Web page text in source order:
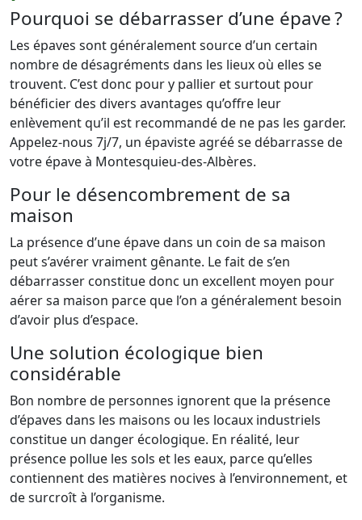
Pourquoi se débarrasser d’une épave ?
Les épaves sont généralement source d’un certain
nombre de désagréments dans les lieux où elles se
trouvent. C’est donc pour y pallier et surtout pour
bénéficier des divers avantages qu’offre leur
enlèvement qu’il est recommandé de ne pas les garder.
Appelez-nous 7j/7, un épaviste agréé se débarrasse de
votre épave à Montesquieu-des-Albères.
Pour le désencombrement de sa
maison
La présence d’une épave dans un coin de sa maison
peut s’avérer vraiment gênante. Le fait de s’en
débarrasser constitue donc un excellent moyen pour
aérer sa maison parce que l’on a généralement besoin
d’avoir plus d’espace.
Une solution écologique bien
considérable
Bon nombre de personnes ignorent que la présence
d’épaves dans les maisons ou les locaux industriels
constitue un danger écologique. En réalité, leur
présence pollue les sols et les eaux, parce qu’elles
contiennent des matières nocives à l’environnement, et
de surcroît à l’organisme.